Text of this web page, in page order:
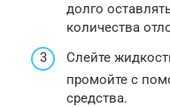
долго
количества
Слейте
промойте с
средства.